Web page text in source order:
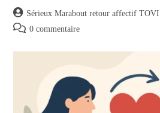
Sérieux Marabout retour affectif TOVI
0 commentaire